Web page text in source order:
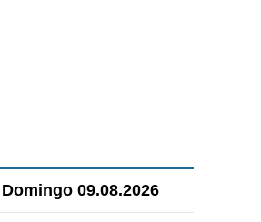
Domingo 09.08.2026